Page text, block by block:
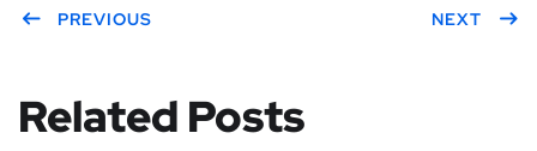
PREVIOUS NEXT
Related Posts